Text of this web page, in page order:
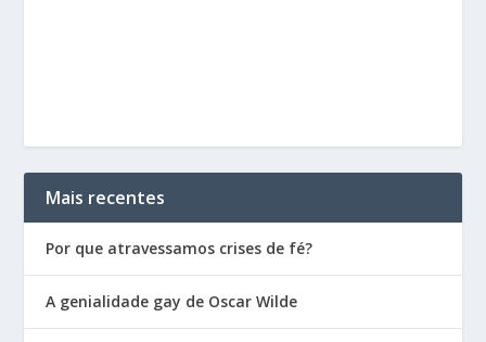
Mais recentes
Por que atravessamos crises de fé?
A genialidade gay de Oscar Wilde